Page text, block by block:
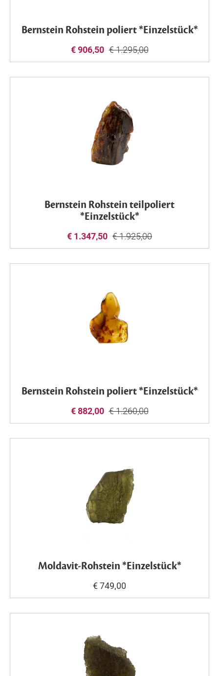
Bernstein Rohstein poliert *Einzelstück*
€ 906,50 € 1.295,00
Bernstein Rohstein teilpoliert
*Einzelstück*
€ 1.347,50 € 1.925,00
Bernstein Rohstein poliert *Einzelstück*
€ 882,00 € 1.260,00
Moldavit-Rohstein *Einzelstück*
€ 749,00